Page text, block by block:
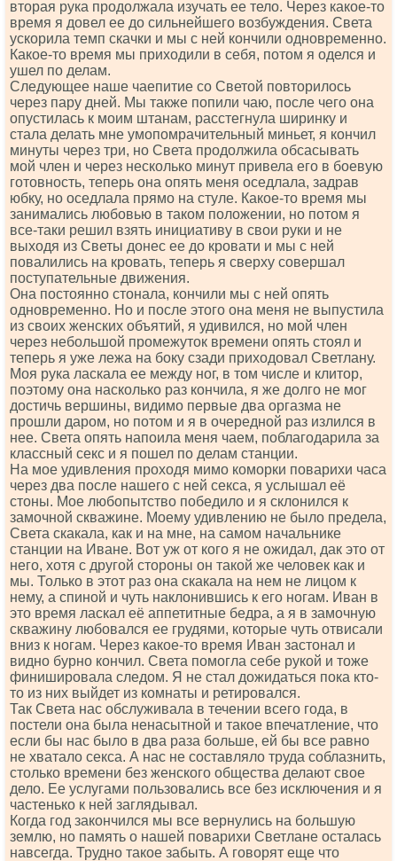
вторая рука продолжала изучать ее тело. Через какое-то
время я довел ее до сильнейшего возбуждения. Света
ускорила темп скачки и мы с ней кончили одновременно.
Какое-то время мы приходили в себя, потом я оделся и
ушел по делам.
Следующее наше чаепитие со Светой повторилось
через пару дней. Мы также попили чаю, после чего она
опустилась к моим штанам, расстегнула ширинку и
стала делать мне умопомрачительный миньет, я кончил
минуты через три, но Света продолжила обсасывать
мой член и через несколько минут привела его в боевую
готовность, теперь она опять меня оседлала, задрав
юбку, но оседлала прямо на стуле. Какое-то время мы
занимались любовью в таком положении, но потом я
все-таки решил взять инициативу в свои руки и не
выходя из Светы донес ее до кровати и мы с ней
повалились на кровать, теперь я сверху совершал
поступательные движения.
Она постоянно стонала, кончили мы с ней опять
одновременно. Но и после этого она меня не выпустила
из своих женских объятий, я удивился, но мой член
через небольшой промежуток времени опять стоял и
теперь я уже лежа на боку сзади приходовал Светлану.
Моя рука ласкала ее между ног, в том числе и клитор,
поэтому она насколько раз кончила, я же долго не мог
достичь вершины, видимо первые два оргазма не
прошли даром, но потом и я в очередной раз излился в
нее. Света опять напоила меня чаем, поблагодарила за
классный секс и я пошел по делам станции.
На мое удивления проходя мимо коморки поварихи часа
через два после нашего с ней секса, я услышал её
стоны. Мое любопытство победило и я склонился к
замочной скважине. Моему удивлению не было предела,
Света скакала, как и на мне, на самом начальнике
станции на Иване. Вот уж от кого я не ожидал, дак это от
него, хотя с другой стороны он такой же человек как и
мы. Только в этот раз она скакала на нем не лицом к
нему, а спиной и чуть наклонившись к его ногам. Иван в
это время ласкал её аппетитные бедра, а я в замочную
скважину любовался ее грудями, которые чуть отвисали
вниз к ногам. Через какое-то время Иван застонал и
видно бурно кончил. Света помогла себе рукой и тоже
финишировала следом. Я не стал дожидаться пока кто-
то из них выйдет из комнаты и ретировался.
Так Света нас обслуживала в течении всего года, в
постели она была ненасытной и такое впечатление, что
если бы нас было в два раза больше, ей бы все равно
не хватало секса. А нас не составляло труда соблазнить,
столько времени без женского общества делают свое
дело. Ее услугами пользовались все без исключения и я
частенько к ней заглядывал.
Когда год закончился мы все вернулись на большую
землю, но память о нашей поварихи Светлане осталась
навсегда. Трудно такое забыть. А говорят еще что